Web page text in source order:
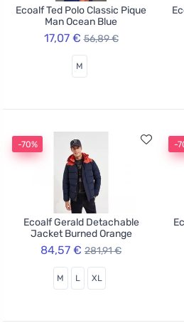
Ecoalf Ted Polo Classic Pique
Man Ocean Blue
17,07 € 56,89 €
M
-70%
Ecoalf Gerald Detachable
Jacket Burned Orange
84,57 € 281,91 €
M L XL
-